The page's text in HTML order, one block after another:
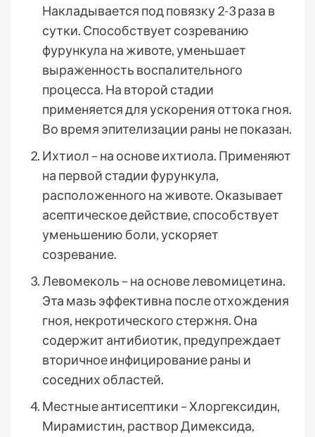
Накладывается под повязку 2-3 раза в
сутки. Способствует созреванию
фурункула на животе, уменьшает
выраженность воспалительного
процесса. На второй стадии
применяется для ускорения оттока гноя.
Во время эпителизации раны не показан.
Ихтиол – на основе ихтиола. Применяют
на первой стадии фурункула,
расположенного на животе. Оказывает
асептическое действие, способствует
уменьшению боли, ускоряет
созревание.
Левомеколь – на основе левомицетина.
Эта мазь эффективна после отхождения
гноя, некротического стержня. Она
содержит антибиотик, предупреждает
вторичное инфицирование раны и
соседних областей.
Местные антисептики – Хлоргексидин,
Мирамистин, раствор Димексида,